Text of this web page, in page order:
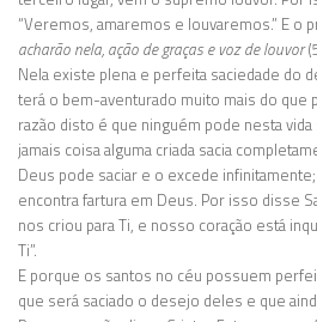
“Veremos, amaremos e louvaremos.” E o
acharão nela, ação de graças e voz de louvor
Nela existe plena e perfeita saciedade do
terá o bem-aventurado muito mais do que
razão disto é que ninguém pode nesta
jamais coisa alguma criada sacia
Deus pode saciar e o excede
encontra fartura em Deus. Por isso disse
nos criou para Ti, e nosso coração está
Ti”.
E porque os santos no céu possuem
que será saciado o desejo deles e que